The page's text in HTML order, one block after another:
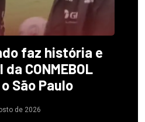
faz história e
CONMEBOL
São Paulo
de 2026